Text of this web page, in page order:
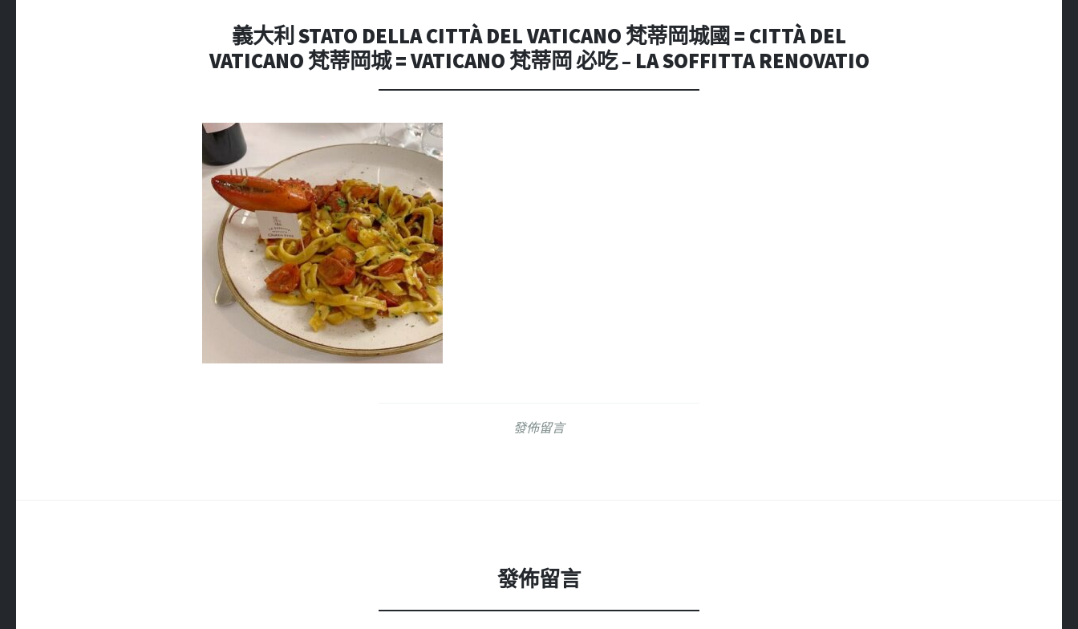
容
義大利 STATO DELLA CITTÀ DEL VATICANO 梵蒂岡城國 = CITTÀ DEL
VATICANO 梵蒂岡城 = VATICANO 梵蒂岡 必吃 – LA SOFFITTA RENOVATIO
發佈留言
發佈留言